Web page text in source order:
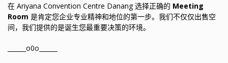
在 Ariyana Convention Centre Danang 选择正确的 Meeting
Room 是肯定您企业专业精神和地位的第一步。我们不仅仅出售空
间，我们提供的是诞生您最重要决策的环境。
______o0o______